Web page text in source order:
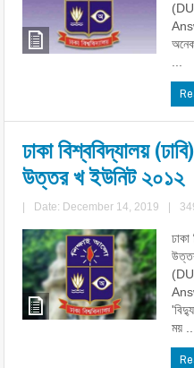
ঢাকা বিশ্ববিদ্যালয়
উত্তর খ ইউনিট ২০১২
Date: December 14, 2019
ময় ...